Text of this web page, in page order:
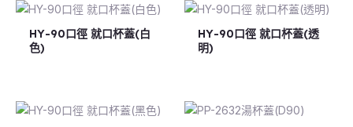
HY-90口徑 就口杯蓋(白
色)
HY-90口徑 就口杯蓋(透
明)